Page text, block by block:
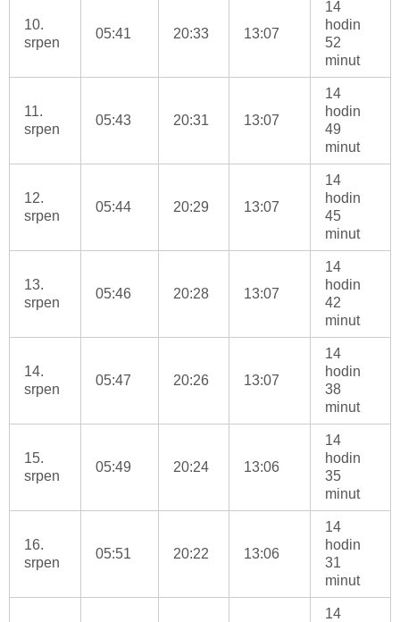
10.
srpen
05:41 20:33 13:07
14
hodin
52
minut
11.
srpen
05:43 20:31 13:07
14
hodin
49
minut
12.
srpen
05:44 20:29 13:07
14
hodin
45
minut
13.
srpen
05:46 20:28 13:07
14
hodin
42
minut
14.
srpen
05:47 20:26 13:07
14
hodin
38
minut
15.
srpen
05:49 20:24 13:06
14
hodin
35
minut
16.
srpen
05:51 20:22 13:06
14
hodin
31
minut
14